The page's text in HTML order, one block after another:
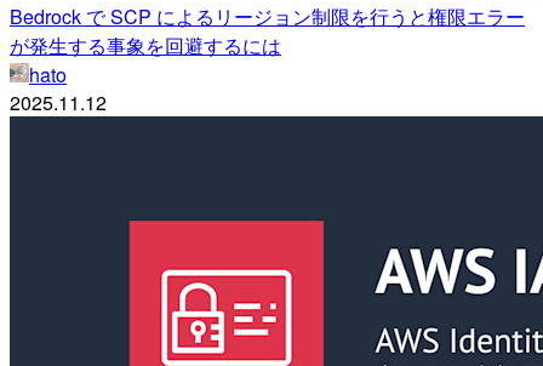
Bedrock で SCP によるリージョン制限を行うと権限エラー
が発生する事象を回避するには
hato
2025.11.12